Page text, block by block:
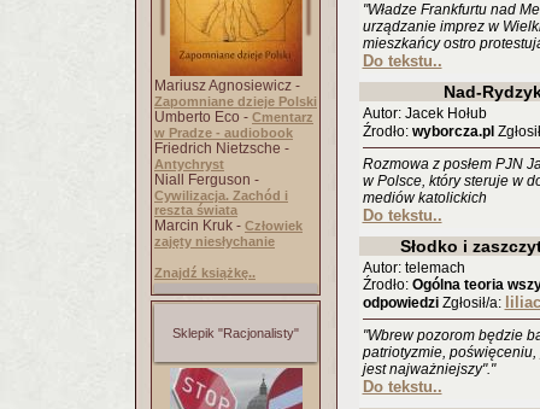
Mariusz Agnosiewicz -
Zapomniane dzieje Polski
Umberto Eco - Cmentarz
w Pradze - audiobook
Friedrich Nietzsche -
Antychryst
Niall Ferguson -
Cywilizacja. Zachód i
reszta świata
Marcin Kruk - Człowiek
zajęty niesłychanie
Znajdź książkę..
Sklepik "Racjonalisty"
"Władze Frankfurtu nad
urządzanie imprez w
mieszkańcy ostro
Do tekstu..
Nad-
Autor: Jacek Hołub
Źrodło: wyborcza.pl
Rozmowa z posłem PJN
w Polsce, który steruje w
mediów katolickich
Do tekstu..
Słodko i
Autor: telemach
Źrodło: Ogólna teoria
odpowiedziZgłosił/a: liliac
"Wbrew pozorom będzie
patriotyzmie,
jest najważniejszy"."
Do tekstu..